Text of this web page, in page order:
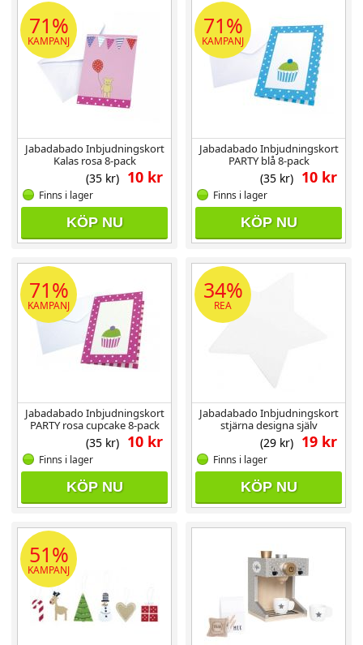
71%
KAMPANJ
Jabadabado Inbjudningskort
Kalas rosa 8-pack
10 kr
(35 kr)
Finns i lager
KÖP NU
71%
KAMPANJ
Jabadabado Inbjudningskort
PARTY blå 8-pack
10 kr
(35 kr)
Finns i lager
KÖP NU
71%
KAMPANJ
Jabadabado Inbjudningskort
PARTY rosa cupcake 8-pack
10 kr
(35 kr)
Finns i lager
KÖP NU
34%
REA
Jabadabado Inbjudningskort
stjärna designa själv
19 kr
(29 kr)
Finns i lager
KÖP NU
51%
KAMPANJ